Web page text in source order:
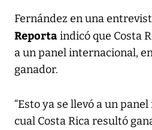
Fernández en una
Reportaindicó que Costa
a un panel internacional,
ganador.
“Esto ya se llevó a un
cual Costa Rica resultó